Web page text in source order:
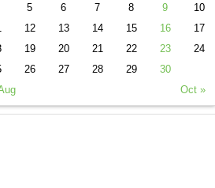
Oct »
5 6 7 8 9
10
12 13 14 15 16
17
19 20 21 22 23
24
26 27 28 29 30